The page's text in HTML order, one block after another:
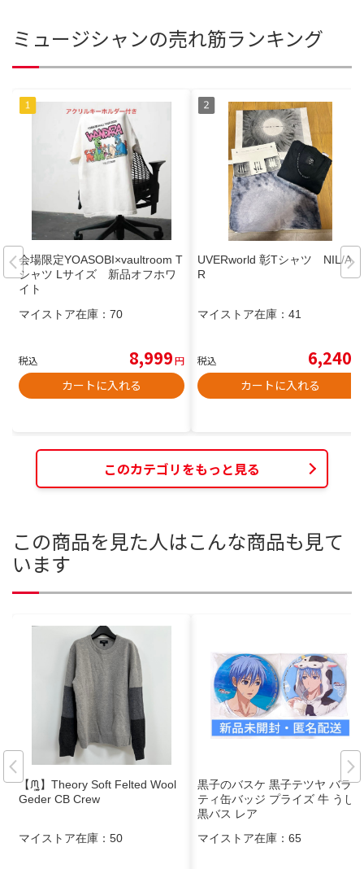
ミュージシャンの売れ筋ランキング
会場限定YOASOBI×vaultroom T
シャツ Lサイズ 新品オフホワ
イト
マイストア在庫： 70
税込 8,999円
カートに入れる
UVERworld 彰Tシャツ NIL/AK
R
マイストア在庫： 41
税込 6,240
カートに入れる
このカテゴリをもっと見る
この商品を見た人はこんな商品も見て
います
【ᙏ̤̫͚】Theory Soft Felted Wool
Geder CB Crew
マイストア在庫： 50
黒子のバスケ 黒子テツヤ バラエ
ティ缶バッジ プライズ 牛 うし
黒バス レア
マイストア在庫： 65